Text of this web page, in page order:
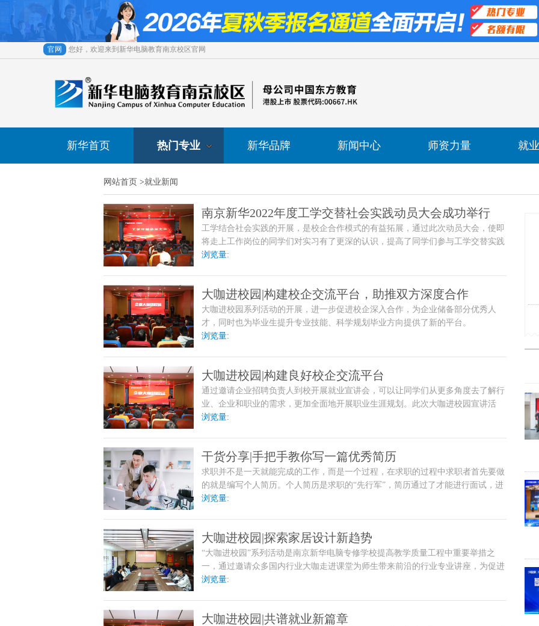
官网 您好，欢迎来到新华电脑教育南京校区官网
新华首页 热门专业 新华品牌 新闻中心 师资力量 就
网站首页 >就业新闻
南京新华2022年度工学交替社会实践动员大会成功举行
工学结合社会实践的开展，是校企合作模式的有益拓展，通过此次动员大会，使即
将走上工作岗位的同学们对实习有了更深的认识，提高了同学们参与工学交替实践
的积极性，为接下来的实习活动的顺利开展奠定坚实基础。
浏览量:
大咖进校园|构建校企交流平台，助推双方深度合作
大咖进校园系列活动的开展，进一步促进校企深入合作，为企业储备部分优秀人
才，同时也为毕业生提升专业技能、科学规划毕业方向提供了新的平台。
浏览量:
大咖进校园|构建良好校企交流平台​
通过邀请企业招聘负责人到校开展就业宣讲会，可以让同学们从更多角度去了解行
业、企业和职业的需求，更加全面地开展职业生涯规划。此次大咖进校园宣讲活
动，为企业节省了招聘时间，为学生加快了双选进度，为学校促进了就业效率，达
浏览量:
干货分享|手把手教你写一篇优秀简历​
求职并不是一天就能完成的工作，而是一个过程，在求职的过程中求职者首先要做
的就是编写个人简历。个人简历是求职的“先行军”，简历通过了才能进行面试，进
而获得求职成功的机会。
浏览量:
大咖进校园|探索家居设计新趋势
“大咖进校园”系列活动是南京新华电脑专修学校提高教学质量工程中重要举措之
一，通过邀请众多国内行业大咖走进课堂为师生带来前沿的行业专业讲座，为促进
校企合作，深化教学改革打下坚实的基础。
浏览量:
大咖进校园|共谱就业新篇章